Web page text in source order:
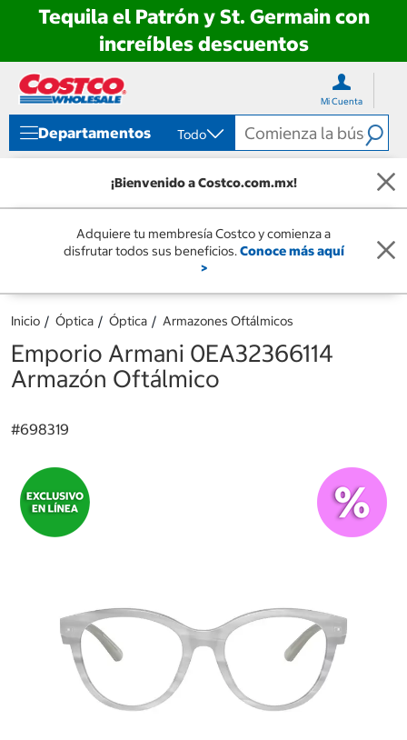
Tequila el Patrón y St. Germain con
increíbles descuentos
directo
contenido
directo
menú
navegación
Mi Cuenta
Departamentos Todo
¡Bienvenido a Costco.com.mx!
Adquiere tu membresía Costco y comienza a
disfrutar todos sus beneficios.Conoce más aquí
>
Inicio Óptica Óptica Armazones Oftálmicos
Emporio Armani 0EA32366114
Armazón Oftálmico
#698319